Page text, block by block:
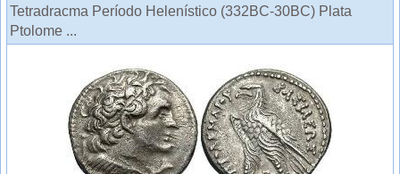
Tetradracma Período Helenístico (332BC-30BC) Plata
Ptolome ...